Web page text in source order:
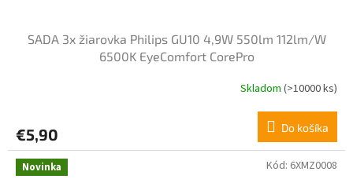
SADA 3x žiarovka Philips GU10 4,9W 550lm 112lm/W
6500K EyeComfort CorePro
Skladom (>10000 ks)
€5,90 Do košíka
Novinka Kód: 6XMZ0008